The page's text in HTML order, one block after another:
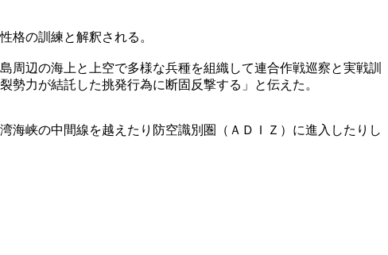
格の訓練と解釈される。
辺の海上と上空で多様な兵種を組織して連合作戦巡察と実戦訓
力が結託した挑発行為に断固反撃する」と伝えた。
海峡の中間線を越えたり防空識別圏（ＡＤＩＺ）に進入したりし